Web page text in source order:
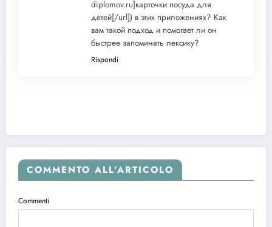
diplomov.ru]карточки посуда для
детей[/url]) в этих приложениях? Как
вам такой подход и помогает ли он
быстрее запоминать лексику?
Rispondi
COMMENTO ALL'ARTICOLO
Commenti